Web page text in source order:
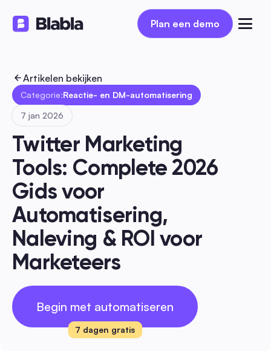
Plan een demo
Plan een demo
Artikelen bekijken
Categorie:Reactie- en DM-automatisering
7 jan 2026
Twitter Marketing
Tools: Complete 2026
Gids voor
Automatisering,
Naleving & ROI voor
Marketeers
Begin met automatiseren
7 dagen gratis